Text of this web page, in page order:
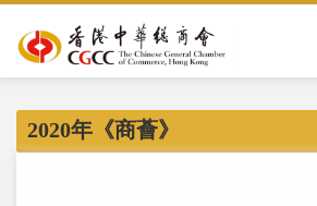
2020年《商薈》